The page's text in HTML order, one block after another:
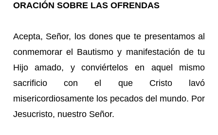
ORACIÓN SOBRE LAS OFRENDAS
Acepta, Señor, los dones que te presentamos al
conmemorar el Bautismo y manifestación de tu
Hijo amado, y conviértelos en aquel mismo
sacrificio con el que Cristo lavó
misericordiosamente los pecados del mundo. Por
Jesucristo, nuestro Señor.